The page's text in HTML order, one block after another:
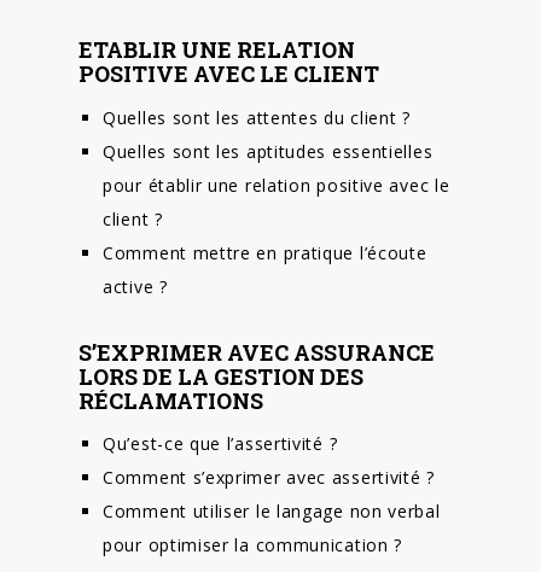
ETABLIR UNE RELATION
POSITIVE AVEC LE CLIENT
Quelles sont les attentes du client ?
Quelles sont les aptitudes essentielles
pour établir une relation positive avec le
client ?
Comment mettre en pratique l’écoute
active ?
S’EXPRIMER AVEC ASSURANCE
LORS DE LA GESTION DES
RÉCLAMATIONS
Qu’est-ce que l’assertivité ?
Comment s’exprimer avec assertivité ?
Comment utiliser le langage non verbal
pour optimiser la communication ?